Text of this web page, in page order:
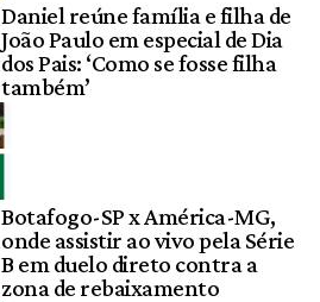
Daniel reúne família e filha de
João Paulo em especial de Dia
dos Pais: ‘Como se fosse filha
também’
Botafogo-SP x América-MG,
onde assistir ao vivo pela Série
B em duelo direto contra a
zona de rebaixamento